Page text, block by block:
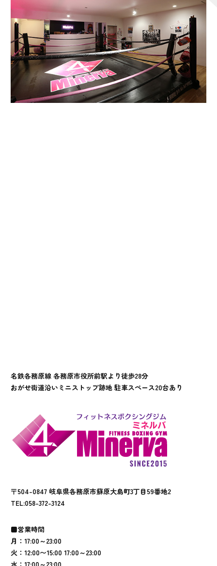
〒504-0847 岐阜県各務原市蘇原大島町3丁目59番地2
TEL:058-372-3124
■営業時間
月：17:00～23:00
火：12:00〜15:00 17:00～23:00
水：17:00～23:00
名鉄各務原線 各務原市役所前駅より徒歩28分
おがせ街道沿いミニストップ跡地 駐車スペース20台あり